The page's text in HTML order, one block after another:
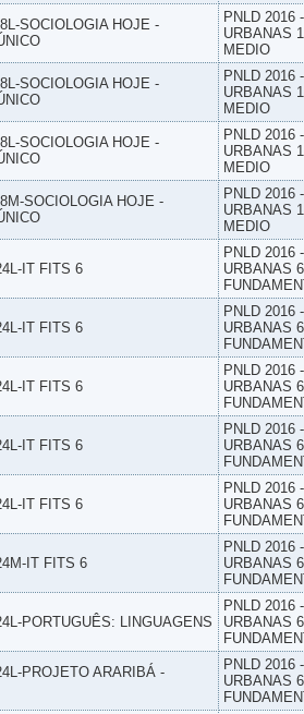
SOCIOLOGIA HOJE -
PNLD 2016
URBANAS
MEDIO
SOCIOLOGIA HOJE -
PNLD 2016
URBANAS
MEDIO
SOCIOLOGIA HOJE -
PNLD 2016
URBANAS
MEDIO
SOCIOLOGIA HOJE -
PNLD 2016
URBANAS
MEDIO
IT FITS 6
PNLD 2016
URBANAS
IT FITS 6
PNLD 2016
URBANAS
IT FITS 6
PNLD 2016
URBANAS
IT FITS 6
PNLD 2016
URBANAS
IT FITS 6
PNLD 2016
URBANAS
IT FITS 6
PNLD 2016
URBANAS
PORTUGUÊS: LINGUAGENS
PNLD 2016
URBANAS
PROJETO ARARIBÁ -
PNLD 2016
URBANAS